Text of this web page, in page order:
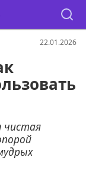
22.01.2026
чистая